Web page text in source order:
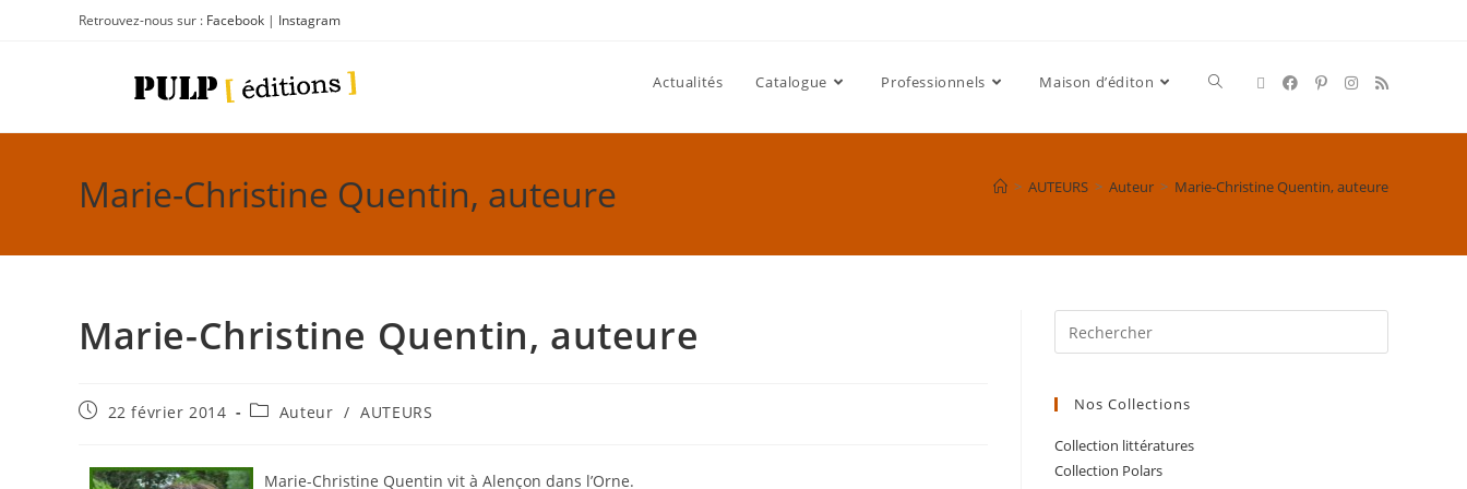
Retrouvez-nous sur : Facebook | Instagram
Actualités Catalogue Professionnels Maison d’éditon
Marie-Christine Quentin, auteure > AUTEURS > Auteur > Marie-Christine Quentin, auteure
Marie-Christine Quentin, auteure
22 février 2014 Auteur / AUTEURS
Marie-Christine Quentin vit à Alençon dans l’Orne.
Nos Collections
Collection littératures
Collection Polars